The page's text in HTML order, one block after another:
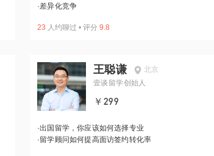
·差异化竞争
23 人约聊过 • 评分 9.8
王聪谦
北京
壹谈留学创始人
￥299
·出国留学，你应该如何选择专业
·留学顾问如何提高面访签约转化率